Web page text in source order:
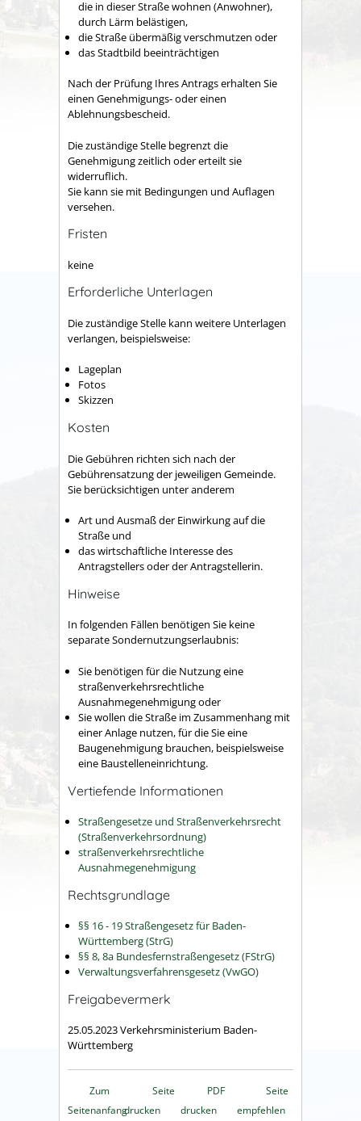
die in dieser Straße wohnen (Anwohner),
durch Lärm belästigen,
die Straße übermäßig verschmutzen oder
das Stadtbild beeinträchtigen
Nach der Prüfung Ihres Antrags erhalten Sie
einen Genehmigungs- oder einen
Ablehnungsbescheid.
Die zuständige Stelle begrenzt die
Genehmigung zeitlich oder erteilt sie
widerruflich.
Sie kann sie mit Bedingungen und Auflagen
versehen.
Fristen
keine
Erforderliche Unterlagen
Die zuständige Stelle kann weitere Unterlagen
verlangen, beispielsweise:
Lageplan
Fotos
Skizzen
Kosten
Die Gebühren richten sich nach der
Gebührensatzung der jeweiligen Gemeinde.
Sie berücksichtigen unter anderem
Art und Ausmaß der Einwirkung auf die
Straße und
das wirtschaftliche Interesse des
Antragstellers oder der Antragstellerin.
Hinweise
In folgenden Fällen benötigen Sie keine
separate Sondernutzungserlaubnis:
Sie benötigen für die Nutzung eine
straßenverkehrsrechtliche
Ausnahmegenehmigung oder
Sie wollen die Straße im Zusammenhang mit
einer Anlage nutzen, für die Sie eine
Baugenehmigung brauchen, beispielsweise
eine Baustelleneinrichtung.
Vertiefende Informationen
Straßengesetze und Straßenverkehrsrecht
(Straßenverkehrsordnung)
straßenverkehrsrechtliche
Ausnahmegenehmigung
Rechtsgrundlage
§§ 16 - 19 Straßengesetz für Baden-
Württemberg (StrG)
§§ 8, 8a Bundesfernstraßengesetz (FStrG)
Verwaltungsverfahrensgesetz (VwGO)
Freigabevermerk
25.05.2023 Verkehrsministerium Baden-
Württemberg
Zum
Seitenanfang
Seite
drucken
PDF
drucken
Seite
empfehlen